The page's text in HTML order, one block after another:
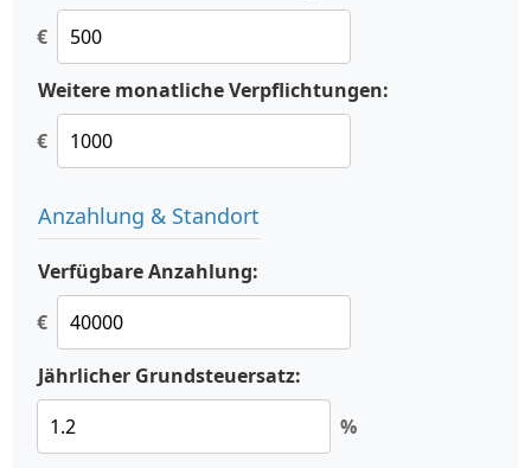
€
Weitere monatliche Verpflichtungen:
€
Anzahlung & Standort
Verfügbare Anzahlung:
€
Jährlicher Grundsteuersatz:
%